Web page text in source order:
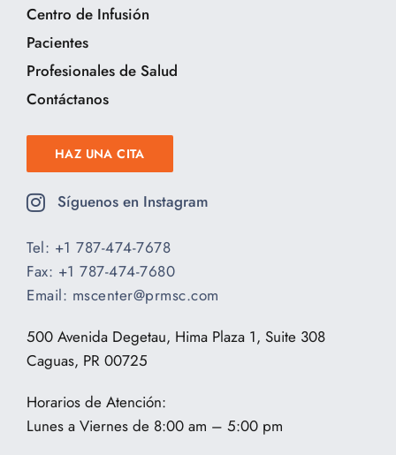
Centro de Infusión
Pacientes
Profesionales de Salud
Contáctanos
HAZ UNA CITA
Síguenos en Instagram
Tel: +1 787-474-7678
Fax: +1 787-474-7680
Email: mscenter@prmsc.com
500 Avenida Degetau, Hima Plaza 1, Suite 308
Caguas, PR 00725
Horarios de Atención:
Lunes a Viernes de 8:00 am – 5:00 pm